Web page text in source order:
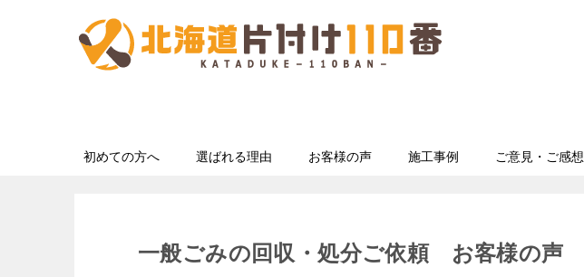
初めての方へ 選ばれる理由 お客様の声 施工事例 ご意見・ご感想
一般ごみの回収・処分ご依頼 お客様の声